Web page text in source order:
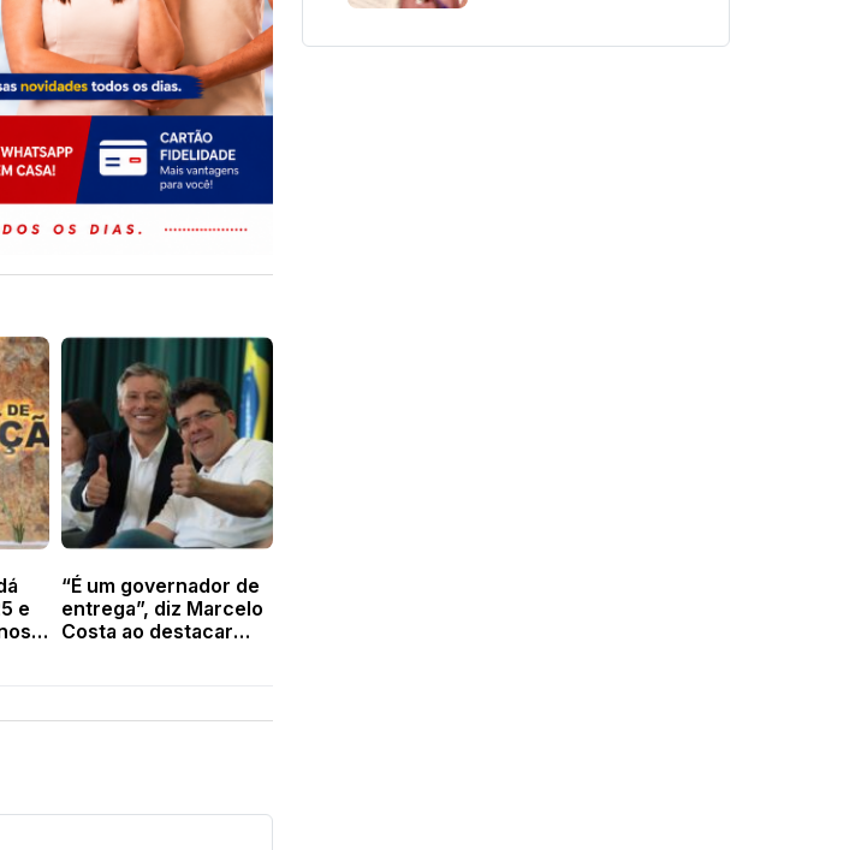
e
“É um governador de
entrega”, diz Marcelo
Costa ao destacar